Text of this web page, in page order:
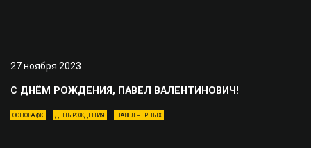
27 ноября 2023
С ДНЁМ РОЖДЕНИЯ, ПАВЕЛ ВАЛЕНТИНОВИЧ!
ОСНОВА ФК ДЕНЬ РОЖДЕНИЯ ПАВЕЛ ЧЕРНЫХ